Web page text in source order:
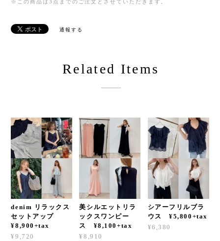
※この商品は3点までのご注文とさせていただきます。
通報する
Related Items
denim リラックス
セットアップ
¥8,900+tax
¥9,720
美シルエットリラ
ックスワンピー
ス ¥8,100+tax
¥8,910
シアーフリルブラ
ウス ¥5,800+tax
¥6,380